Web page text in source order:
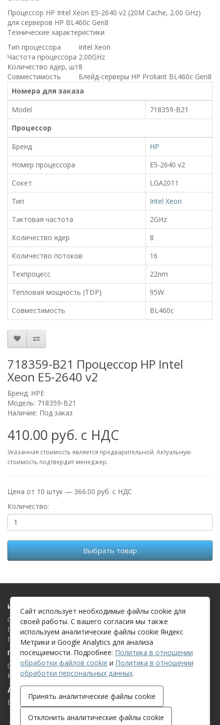
Процессор HP Intel Xeon E5-2640 v2 (20M Cache, 2.00 GHz)
для серверов HP BL460c Gen8
Технические характеристики
Тип процессора
Intel Xeon
Частота процессора 2.00GHz
Количество ядер, шт8
Совместимость
Блейд-серверы HP Proliant BL460c Gen8
Номера для заказа
Model
718359-B21
Процессор
Бренд
HP
Номер процессора
E5-2640 v2
Сокет
LGA2011
Тип
Intel Xeon
Тактовая частота
2GHz
Количество ядер
8
Количество потоков
16
Техпроцесс
22nm
Тепловая мощность (TDP)
95W
Совместимость
BL460c
718359-B21 Процессор HP Intel
Xeon E5-2640 v2
Бренд: HPE
Модель: 718359-B21
Наличие: Под заказ
410.00 руб. с НДС
Указанная стоимость является предварительной. Актуальную
стоимость подтвердит менеджер.
Цена от 10 штук — 366.00 руб. с НДС
Количество:
Выбрать товар
Информация
О компании
Политика в отношении обработки файлов cookie
Политика в отношении обработки персональных данных
Поддержка клиентов
Связаться с нами
Карта сайта
Дополнительно
Бренды
Сайт использует необходимые файлы cookie для
своей работы. С вашего согласия мы также
используем аналитические файлы cookie Яндекс
Метрики и Google Analytics для анализа
посещаемости. Подробнее: Политика в отношении
обработки файлов cookie и Политика в отношении
обработки персональных данных.
Принять аналитические файлы cookie
Отклонить аналитические файлы cookie